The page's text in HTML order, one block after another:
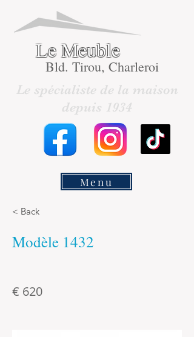
Le Meuble
Bld. Tirou, Charleroi
Le spécialiste de la maison
depuis 1934
Menu
< Back
Modèle 1432
€ 620